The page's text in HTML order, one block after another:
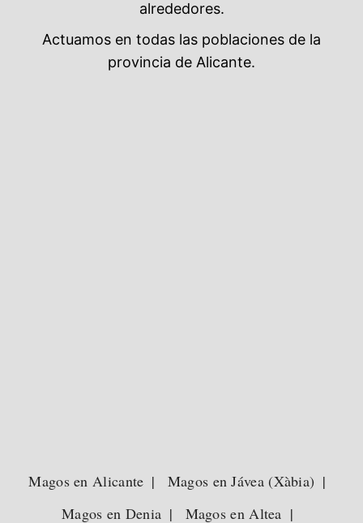
alrededores.
Actuamos en todas las poblaciones de la
provincia de Alicante.
Magos en Alicante
Magos en Jávea (Xàbia)
Magos en Denia
Magos en Altea